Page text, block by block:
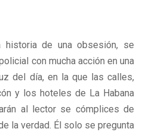
historia de una obsesión, se
con mucha acción en una
del día, en la que las calles,
y los hoteles de La Habana
al lector se cómplices de
la verdad. Él solo se pregunta